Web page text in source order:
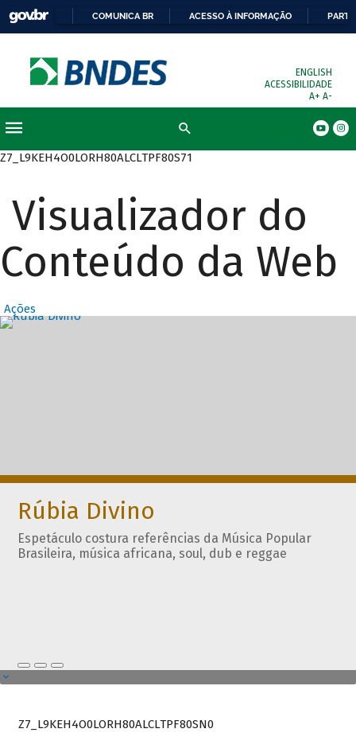
COMUNICA BR ACESSO À INFORMAÇÃO
ENGLISH
ACESSIBILIDADE
A+ A-
Z7_L9KEH4O0LORH80ALCLTPF80S71
Visualizador do
Conteúdo da Web
Ações
Destaques
Rúbia Divino
Espetáculo costura referências da Música Popular
Brasileira, música africana, soul, dub e reggae
Z7_L9KEH4O0LORH80ALCLTPF80SN0